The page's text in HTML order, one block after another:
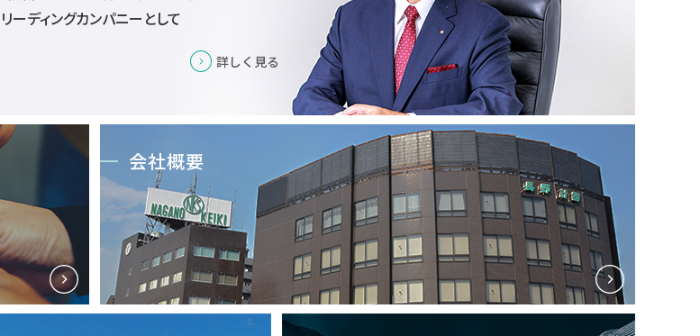
リーディングカンパニーとして
詳しく見る
会社概要